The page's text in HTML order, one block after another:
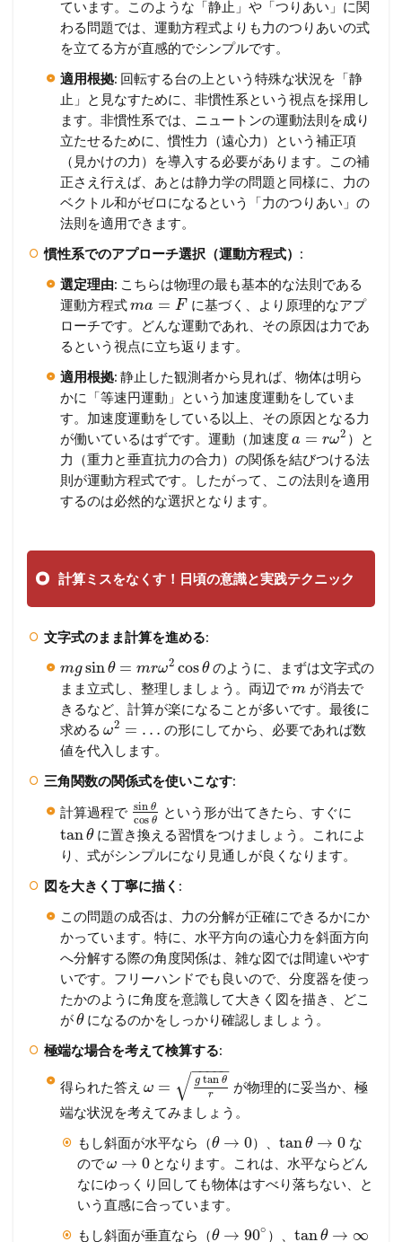
ています。このような「静止」や「つりあい」に関
わる問題では、運動方程式よりも力のつりあいの式
を立てる方が直感的でシンプルです。
適用根拠: 回転する台の上という特殊な状況を「静
止」と見なすために、非慣性系という視点を採用し
ます。非慣性系では、ニュートンの運動法則を成り
立たせるために、慣性力（遠心力）という補正項
（見かけの力）を導入する必要があります。この補
正さえ行えば、あとは静力学の問題と同様に、力の
ベクトル和がゼロになるという「力のつりあい」の
法則を適用できます。
慣性系でのアプローチ選択（運動方程式） :
選定理由: こちらは物理の最も基本的な法則である
運動方程式ma = F に基づく、より原理的なアプ
ローチです。どんな運動であれ、その原因は力であ
るという視点に立ち返ります。
適用根拠: 静止した観測者から見れば、物体は明ら
かに「等速円運動」という加速度運動をしていま
す。加速度運動をしている以上、その原因となる力
が働いているはずです。運動（加速度a = rω2 ）と
力（重力と垂直抗力の合力）の関係を結びつける法
則が運動方程式です。したがって、この法則を適用
するのは必然的な選択となります。
計算ミスをなくす！日頃の意識と実践テクニック
文字式のまま計算を進める:
mg sin θ = mrω2 cosθ のように、まずは文字式の
まま立式し、整理しましょう。両辺でm が消去で
きるなど、計算が楽になることが多いです。最後に
求めるω2 = … の形にしてから、必要であれば数
値を代入します。
三角関数の関係式を使いこなす:
計算過程で sin θ
cos θ
という形が出てきたら、すぐに
tanθ に置き換える習慣をつけましょう。これによ
り、式がシンプルになり見通しが良くなります。
図を大きく丁寧に描く :
この問題の成否は、力の分解が正確にできるかにか
かっています。特に、水平方向の遠心力を斜面方向
へ分解する際の角度関係は、雑な図では間違いやす
いです。フリーハンドでも良いので、分度器を使っ
たかのように角度を意識して大きく図を描き、どこ
がθになるのかをしっかり確認しましょう。
極端な場合を考えて検算する:
得られた答えω = g tan θ
r
− −
−−−
√
が物理的に妥当か、極
端な状況を考えてみましょう。
もし斜面が水平なら（θ → 0）、tanθ → 0 な
のでω → 0となります。これは、水平ならどん
なにゆっくり回しても物体はすべり落ちない、と
いう直感に合っています。
もし斜面が垂直なら（θ → 90∘ ）、tan θ → ∞